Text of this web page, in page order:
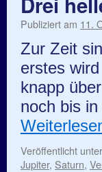
Publiziert am 11.
Zur Zeit
erstes
knapp
noch bis
Veröffentlicht unter
Jupiter, Saturn,